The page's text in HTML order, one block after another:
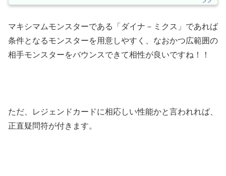
マキシマムモンスターである「ダイナ－ミクス」であれば
条件となるモンスターを用意しやすく、なおかつ広範囲の
相手モンスターをバウンスできて相性が良いですね！！
ただ、レジェンドカードに相応しい性能かと言われれば、
正直疑問符が付きます。